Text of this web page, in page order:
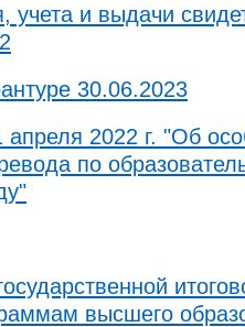
учета и выдачи
30.06.2023
2022 г. "Об
по
высшего